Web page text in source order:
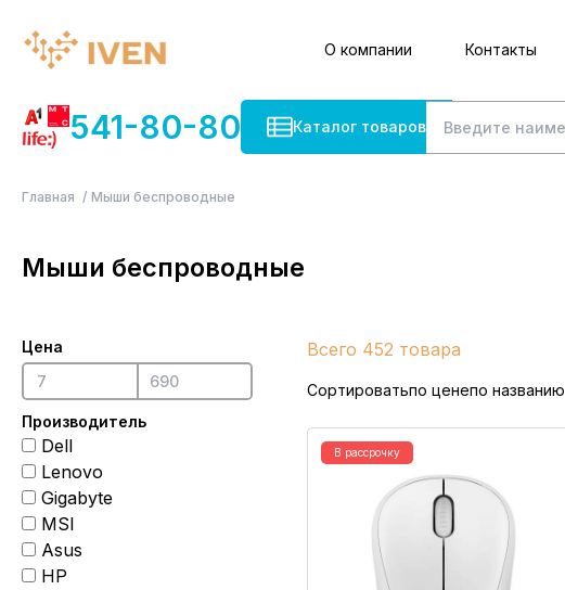
О компании Контакты
541-80-80 Каталог товаров
Главная Мыши беспроводные
Мыши беспроводные
Цена
Производитель
Dell
Lenovo
Gigabyte
MSI
Asus
HP
Всего 452 товара
Сортироватьпо ценепо названию
В рассрочку